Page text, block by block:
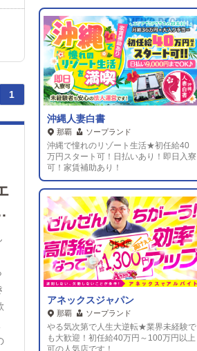
1
沖縄人妻白書
那覇 ソープランド
沖縄で憧れのリゾート生活★初任給40
万円スタート可！日払いあり！即日入寮
可！家賃補助あり！
アネックスジャパン
那覇 ソープランド
やる気次第で人生大逆転★業界未経験で
も大歓迎！初任給40万円～100万円以上
可の人気店です！